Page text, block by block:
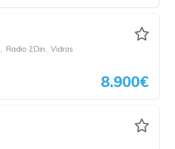
, Radio 2Din, Vidros
8.900€